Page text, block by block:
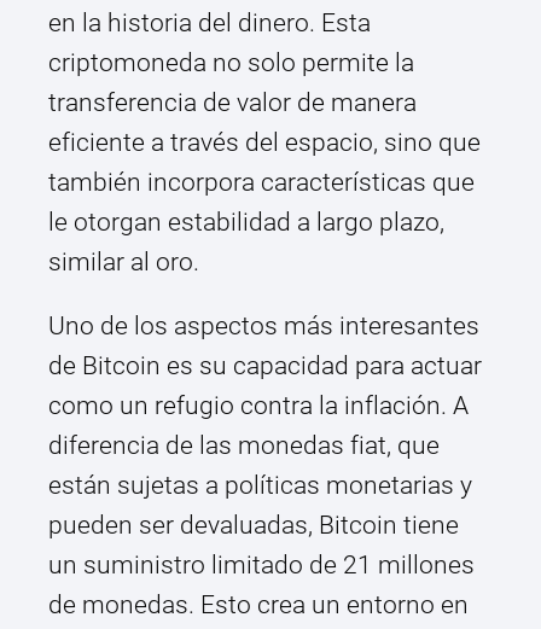
en la historia del dinero. Esta
criptomoneda no solo permite la
transferencia de valor de manera
eficiente a través del espacio, sino que
también incorpora características que
le otorgan estabilidad a largo plazo,
similar al oro.
Uno de los aspectos más interesantes
de Bitcoin es su capacidad para actuar
como un refugio contra la inflación. A
diferencia de las monedas fiat, que
están sujetas a políticas monetarias y
pueden ser devaluadas, Bitcoin tiene
un suministro limitado de 21 millones
de monedas. Esto crea un entorno en